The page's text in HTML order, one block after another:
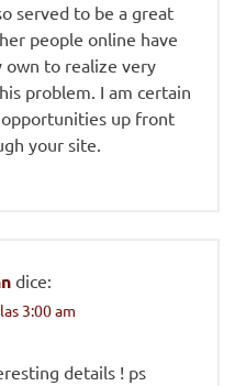
served to be a great
people online have
own to realize very
problem. I am certain
up front
your site.
dice:
3:00 am
details ! ps